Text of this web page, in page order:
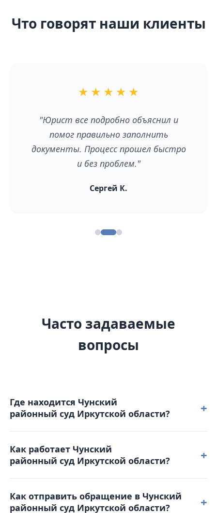
Что говорят наши клиенты
★ ★ ★ ★ ★
"Юрист все подробно объяснил и
помог правильно заполнить
документы. Процесс прошел быстро
и без проблем."
Сергей К.
Часто задаваемые
вопросы
Где находится Чунский
районный суд Иркутской области?
+
расположен по адресу: 665514, Иркутская область,
п. Чунский, ул. Ленина, д. 49.
Как работает Чунский
районный суд Иркутской области?
+
00 пятница: с 9-00 до 16-45. Обеденный перерыв с
13-00 до 13-45. Выходные дни: суббота,
Как отправить обращение в Чунский
районный суд Иркутской области?
+